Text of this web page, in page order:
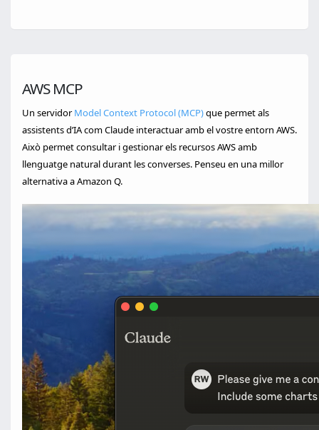
AWS MCP
Un servidorModel Context Protocol (MCP)que permet als
assistents d’IA com Claude interactuar amb el vostre entorn AWS.
Això permet consultar i gestionar els recursos AWS amb
llenguatge natural durant les converses. Penseu en una millor
alternativa a Amazon Q.